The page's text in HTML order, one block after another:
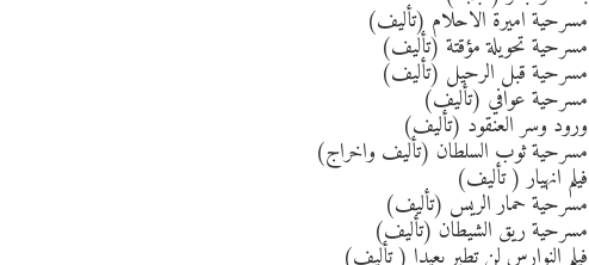
مسرحية اميرة الاحلام (تأليف)
مسرحية تحويلة مؤقتة (تأليف)
مسرحية قبل الرحيل (تأليف)
مسرحية عوافي (تأليف)
ورود وسر العنقود (تأليف)
مسرحية ثوب السلطان (تأليف واخراج)
فيلم انهيار ( تأليف)
مسرحية حمار الريس (تأليف)
مسرحية ريق الشيطان (تأليف)
فيلم النوارس لن تطير بعيدا ( تأليف)